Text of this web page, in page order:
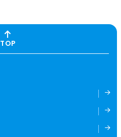
TOP